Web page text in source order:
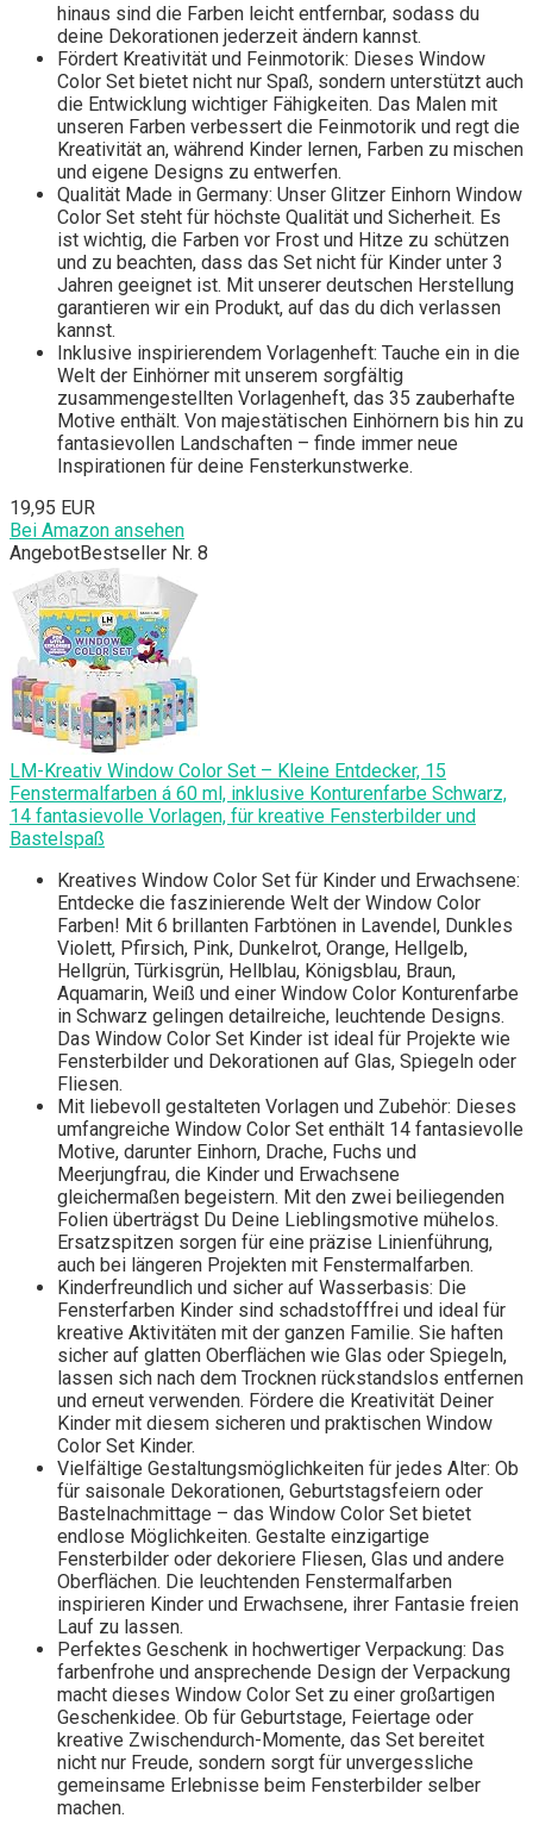
hinaus sind die Farben leicht entfernbar, sodass du
deine Dekorationen jederzeit ändern kannst.
Fördert Kreativität und Feinmotorik: Dieses Window
Color Set bietet nicht nur Spaß, sondern unterstützt auch
die Entwicklung wichtiger Fähigkeiten. Das Malen mit
unseren Farben verbessert die Feinmotorik und regt die
Kreativität an, während Kinder lernen, Farben zu mischen
und eigene Designs zu entwerfen.
Qualität Made in Germany: Unser Glitzer Einhorn Window
Color Set steht für höchste Qualität und Sicherheit. Es
ist wichtig, die Farben vor Frost und Hitze zu schützen
und zu beachten, dass das Set nicht für Kinder unter 3
Jahren geeignet ist. Mit unserer deutschen Herstellung
garantieren wir ein Produkt, auf das du dich verlassen
kannst.
Inklusive inspirierendem Vorlagenheft: Tauche ein in die
Welt der Einhörner mit unserem sorgfältig
zusammengestellten Vorlagenheft, das 35 zauberhafte
Motive enthält. Von majestätischen Einhörnern bis hin zu
fantasievollen Landschaften – finde immer neue
Inspirationen für deine Fensterkunstwerke.
19,95 EUR
Bei Amazon ansehen
AngebotBestseller Nr. 8
LM-Kreativ Window Color Set – Kleine Entdecker, 15
Fenstermalfarben á 60 ml, inklusive Konturenfarbe Schwarz,
14 fantasievolle Vorlagen, für kreative Fensterbilder und
Bastelspaß
Kreatives Window Color Set für Kinder und Erwachsene:
Entdecke die faszinierende Welt der Window Color
Farben! Mit 6 brillanten Farbtönen in Lavendel, Dunkles
Violett, Pfirsich, Pink, Dunkelrot, Orange, Hellgelb,
Hellgrün, Türkisgrün, Hellblau, Königsblau, Braun,
Aquamarin, Weiß und einer Window Color Konturenfarbe
in Schwarz gelingen detailreiche, leuchtende Designs.
Das Window Color Set Kinder ist ideal für Projekte wie
Fensterbilder und Dekorationen auf Glas, Spiegeln oder
Fliesen.
Mit liebevoll gestalteten Vorlagen und Zubehör: Dieses
umfangreiche Window Color Set enthält 14 fantasievolle
Motive, darunter Einhorn, Drache, Fuchs und
Meerjungfrau, die Kinder und Erwachsene
gleichermaßen begeistern. Mit den zwei beiliegenden
Folien überträgst Du Deine Lieblingsmotive mühelos.
Ersatzspitzen sorgen für eine präzise Linienführung,
auch bei längeren Projekten mit Fenstermalfarben.
Kinderfreundlich und sicher auf Wasserbasis: Die
Fensterfarben Kinder sind schadstofffrei und ideal für
kreative Aktivitäten mit der ganzen Familie. Sie haften
sicher auf glatten Oberflächen wie Glas oder Spiegeln,
lassen sich nach dem Trocknen rückstandslos entfernen
und erneut verwenden. Fördere die Kreativität Deiner
Kinder mit diesem sicheren und praktischen Window
Color Set Kinder.
Vielfältige Gestaltungsmöglichkeiten für jedes Alter: Ob
für saisonale Dekorationen, Geburtstagsfeiern oder
Bastelnachmittage – das Window Color Set bietet
endlose Möglichkeiten. Gestalte einzigartige
Fensterbilder oder dekoriere Fliesen, Glas und andere
Oberflächen. Die leuchtenden Fenstermalfarben
inspirieren Kinder und Erwachsene, ihrer Fantasie freien
Lauf zu lassen.
Perfektes Geschenk in hochwertiger Verpackung: Das
farbenfrohe und ansprechende Design der Verpackung
macht dieses Window Color Set zu einer großartigen
Geschenkidee. Ob für Geburtstage, Feiertage oder
kreative Zwischendurch-Momente, das Set bereitet
nicht nur Freude, sondern sorgt für unvergessliche
gemeinsame Erlebnisse beim Fensterbilder selber
machen.